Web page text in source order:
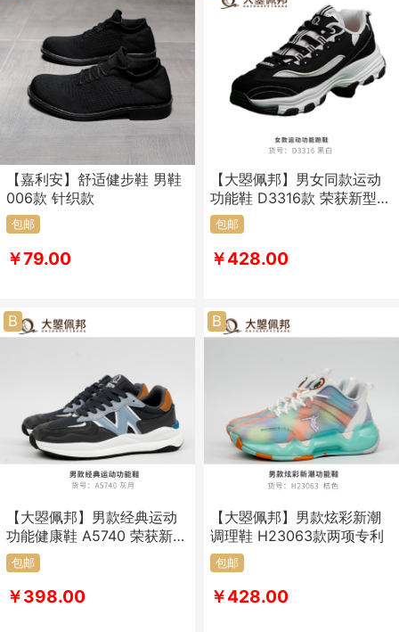
【嘉利安】舒适健步鞋 男鞋
006款 针织款
包邮
￥79.00
【大曌佩邦】男女同款运动
功能鞋 D3316款 荣获新型功
能健康鞋专利
包邮
￥428.00
B
【大曌佩邦】男款经典运动
功能健康鞋 A5740 荣获新型
功能健康鞋
包邮
￥398.00
B
【大曌佩邦】男款炫彩新潮
调理鞋 H23063款两项专利
包邮
￥428.00